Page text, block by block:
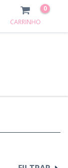
CARRINHO
0